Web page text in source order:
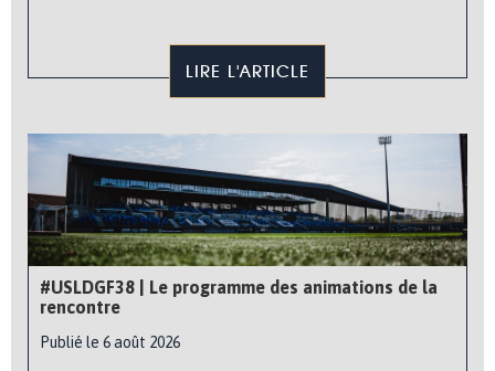
LIRE L'ARTICLE
#USLDGF38 | Le programme des animations de la
rencontre
Publié le 6 août 2026